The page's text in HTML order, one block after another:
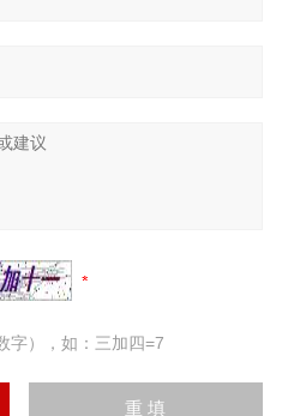
字），如：三加四=7